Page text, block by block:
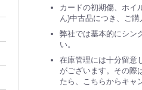
カードの初期傷、ホイ
ん)中古品につき、ご
弊社では基本的にシン
い。
在庫管理には十分留意
がございます。その際
たら、こちらからキャ